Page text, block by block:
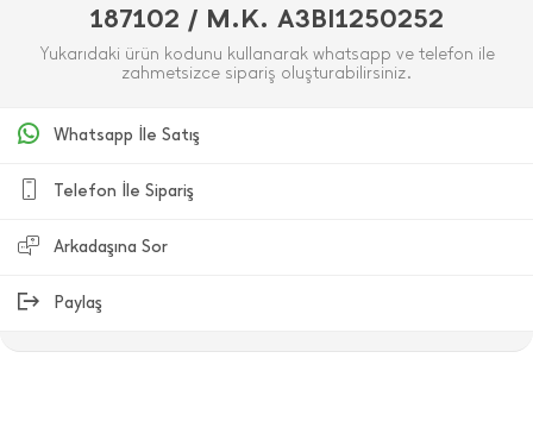
187102 / M.K. A3BI1250252
Yukarıdaki ürün kodunu kullanarak whatsapp ve telefon ile
zahmetsizce sipariş oluşturabilirsiniz.
Whatsapp İle Satış
Telefon İle Sipariş
Arkadaşına Sor
Paylaş